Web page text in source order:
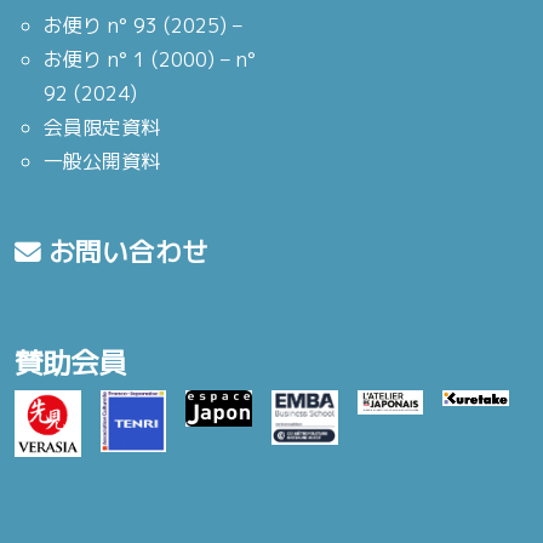
お便り n° 93 (2025) –
お便り n° 1 (2000) – n°
92 (2024)
会員限定資料
一般公開資料
お問い合わせ
賛助会員